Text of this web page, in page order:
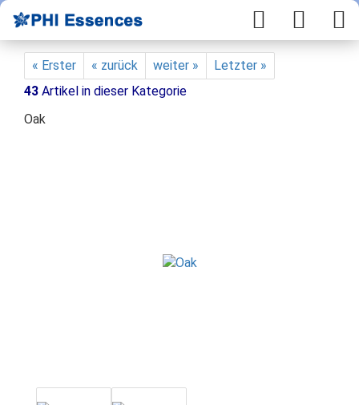
« Erster « zurück weiter »
Letzter »
43 Artikel in dieser Kategorie
Oak